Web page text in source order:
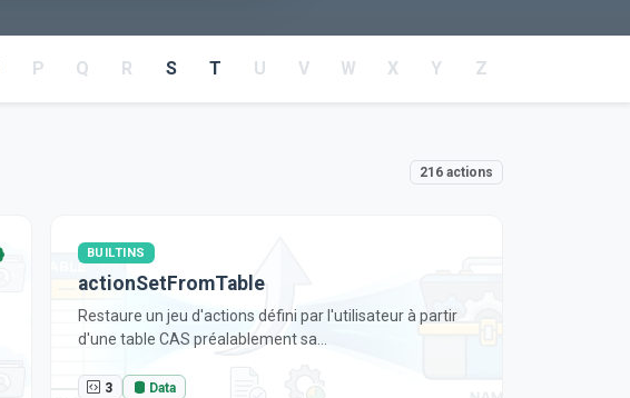
P Q R S T U V W X Y Z
216 actions
BUILTINS
actionSetFromTable
Restaure un jeu d'actions défini par l'utilisateur à partir
d'une table CAS préalablement sa...
3 Data